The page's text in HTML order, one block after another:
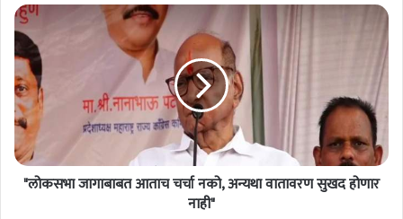
अ
ध्य
क्ष
हो
ऊ
दे
ती
ल
;
"
लो
क
स
भा
जा
गा
बा
ब
"लोकसभा जागाबाबत आताच चर्चा नको, अन्यथा वातावरण सुखद होणार
नाही"